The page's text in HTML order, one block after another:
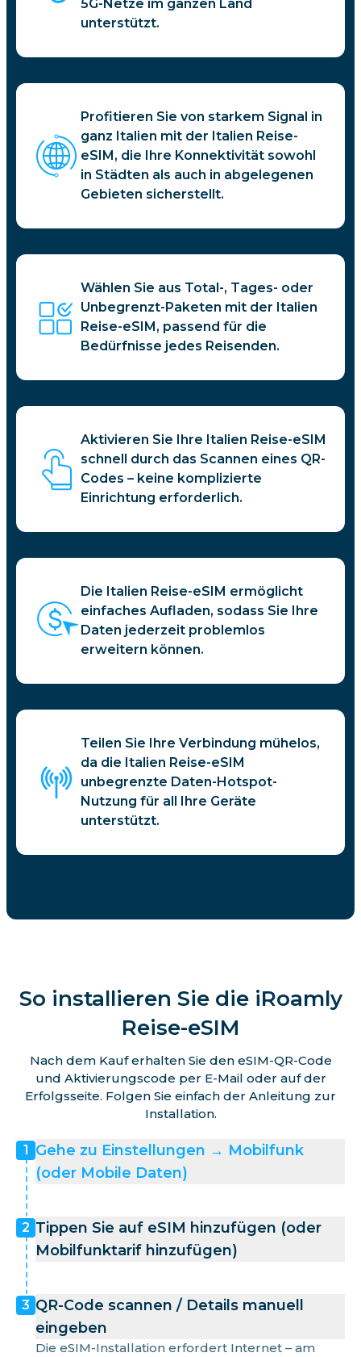
5G-Netze im ganzen Land
unterstützt.
Profitieren Sie von starkem Signal in
ganz Italien mit der Italien Reise-
eSIM, die Ihre Konnektivität sowohl
in Städten als auch in abgelegenen
Gebieten sicherstellt.
Wählen Sie aus Total-, Tages- oder
Unbegrenzt-Paketen mit der Italien
Reise-eSIM, passend für die
Bedürfnisse jedes Reisenden.
Aktivieren Sie Ihre Italien Reise-eSIM
schnell durch das Scannen eines QR-
Codes – keine komplizierte
Einrichtung erforderlich.
Die Italien Reise-eSIM ermöglicht
einfaches Aufladen, sodass Sie Ihre
Daten jederzeit problemlos
erweitern können.
Teilen Sie Ihre Verbindung mühelos,
da die Italien Reise-eSIM
unbegrenzte Daten-Hotspot-
Nutzung für all Ihre Geräte
unterstützt.
So installieren Sie die iRoamly
Reise-eSIM
Nach dem Kauf erhalten Sie den eSIM-QR-Code
und Aktivierungscode per E-Mail oder auf der
Erfolgsseite. Folgen Sie einfach der Anleitung zur
Installation.
1 Gehe zu Einstellungen → Mobilfunk
(oder Mobile Daten)
2 Tippen Sie auf eSIM hinzufügen (oder
Mobilfunktarif hinzufügen)
3 QR-Code scannen / Details manuell
eingeben
Die eSIM-Installation erfordert Internet – am